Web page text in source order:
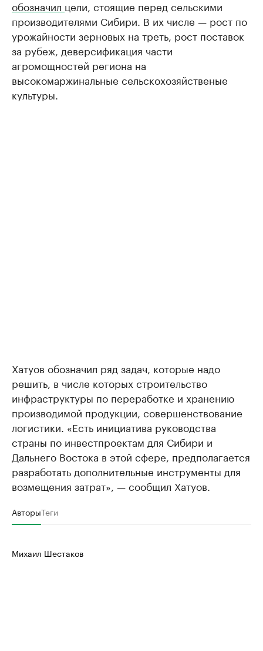
обозначил цели, стоящие перед сельскими
производителями Сибири. В их числе — рост по
урожайности зерновых на треть, рост поставок
за рубеж, деверсификация части
агромощностей региона на
высокомаржинальные сельскохозяйственые
культуры.
Хатуов обозначил ряд задач, которые надо
решить, в числе которых строительство
инфраструктуры по переработке и хранению
производимой продукции, совершенствование
логистики. «Есть инициатива руководства
страны по инвестпроектам для Сибири и
Дальнего Востока в этой сфере, предполагается
разработать дополнительные инструменты для
возмещения затрат», — сообщил Хатуов.
АвторыТеги
Михаил Шестаков